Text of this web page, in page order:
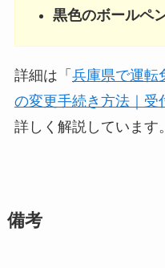
黒色のボールペ
詳細は「 兵庫県で運転
の変更手続き方法｜受
詳しく解説しています。
備考